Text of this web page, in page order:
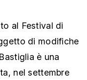
al Festival di
di modifiche
è una
nel settembre